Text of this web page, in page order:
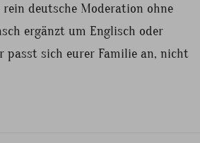
rein deutsche Moderation ohne
ergänzt um Englisch oder
passt sich eurer Familie an, nicht